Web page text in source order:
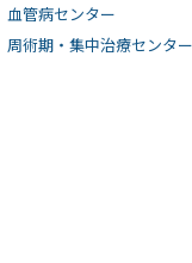
血管病センター
周術期・集中治療センター